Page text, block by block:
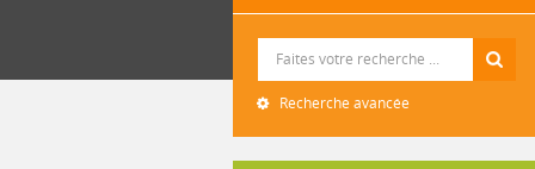
Recherche avancée